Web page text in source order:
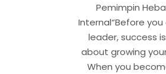
Pemimpin
Internal“Before you
leader, success
about growing
When you